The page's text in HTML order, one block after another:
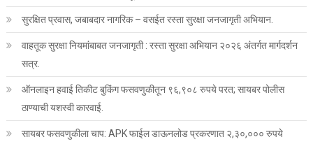
सुरक्षित प्रवास, जबाबदार नागरिक – वसईत रस्ता सुरक्षा जनजागृती अभियान.
वाहतूक सुरक्षा नियमांबाबत जनजागृती : रस्ता सुरक्षा अभियान २०२६ अंतर्गत मार्गदर्शन
सत्र.
ऑनलाइन हवाई तिकीट बुकिंग फसवणुकीतून ९६,९०८ रुपये परत; सायबर पोलीस
ठाण्याची यशस्वी कारवाई.
सायबर फसवणुकीला चाप: APK फाईल डाऊनलोड प्रकरणात २,३०,००० रुपये